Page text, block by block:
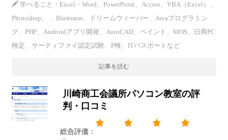
学べること：Excel・Word、PowerPoint、Access、VBA（Excel）、
Photoshop、 、Illustrator、ドリームウィーバー、Javaプログラミン
グ、PHP、Androidアプリ開発、AutoCAD、ペイント、MOS、日商PC
検定、サーティファイ認定試験、P検、ITパスポートなど
記事を読む
川崎商工会議所パソコン教室の評
判・口コミ
総合評価：